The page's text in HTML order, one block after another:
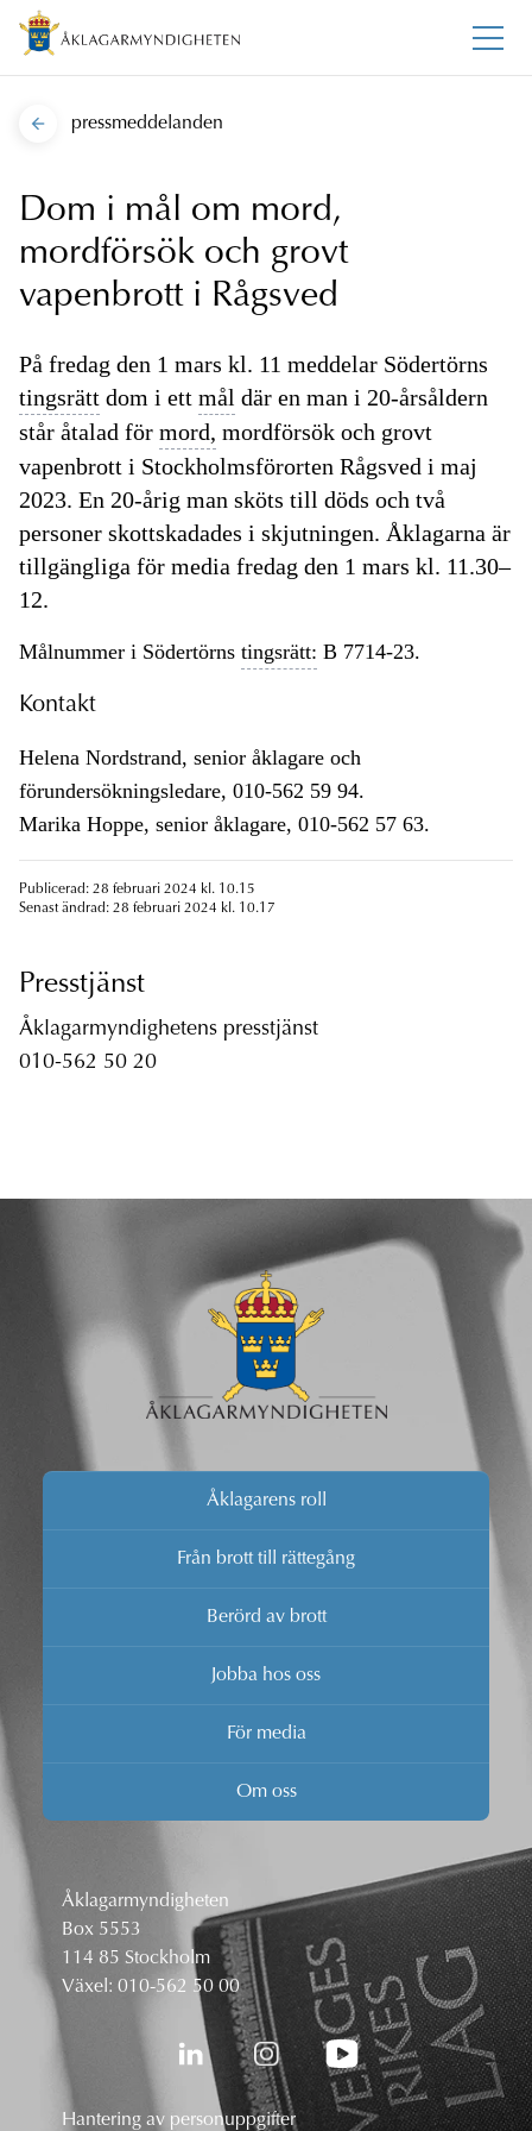
pressmeddelanden
Dom i mål om mord,
mordförsök och grovt
vapenbrott i Rågsved
På fredag den 1 mars kl. 11 meddelar Södertörns
tingsrätt dom i ett mål där en man i 20-årsåldern
står åtalad för mord, mordförsök och grovt
vapenbrott i Stockholmsförorten Rågsved i maj
2023. En 20-årig man sköts till döds och två
personer skottskadades i skjutningen. Åklagarna är
tillgängliga för media fredag den 1 mars kl. 11.30–
12.
Målnummer i Södertörns tingsrätt: B 7714-23.
Kontakt
Helena Nordstrand, senior åklagare och
förundersökningsledare, 010-562 59 94.
Marika Hoppe, senior åklagare, 010-562 57 63.
Publicerad: 28 februari 2024 kl. 10.15
Senast ändrad: 28 februari 2024 kl. 10.17
Presstjänst
Åklagarmyndighetens presstjänst
010-562 50 20
Åklagarens roll
Från brott till rättegång
Berörd av brott
Jobba hos oss
För media
Om oss
Åklagarmyndigheten
Box 5553
114 85 Stockholm
Växel: 010-562 50 00
Hantering av personuppgifter